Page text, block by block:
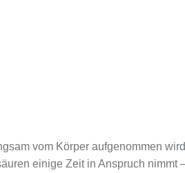
vom Körper aufgenommen
einige Zeit in Anspruch nimmt